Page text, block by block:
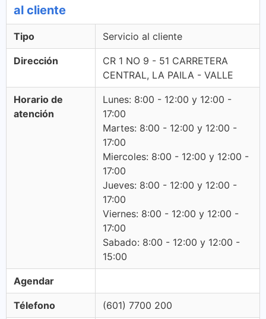
al cliente
Tipo Servicio al cliente
Dirección
CR 1 NO 9 - 51 CARRETERA
CENTRAL, LA PAILA - VALLE
Horario de
atención
Lunes: 8:00 - 12:00 y 12:00 -
17:00
Martes: 8:00 - 12:00 y 12:00 -
17:00
Miercoles: 8:00 - 12:00 y 12:00 -
17:00
Jueves: 8:00 - 12:00 y 12:00 -
17:00
Viernes: 8:00 - 12:00 y 12:00 -
17:00
Sabado: 8:00 - 12:00 y 12:00 -
15:00
Agendar
Télefono (601) 7700 200